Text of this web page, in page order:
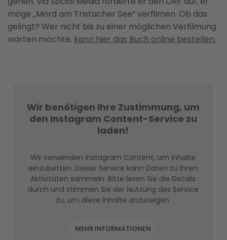
möge „Mord am Tristacher See“ verfilmen. Ob das
gelingt? Wer nicht bis zu einer möglichen Verfilmung
warten möchte, kann hier das Buch online bestellen.
Wir benötigen Ihre Zustimmung, um
den Instagram Content-Service zu
laden!
Wir verwenden Instagram Content, um Inhalte
einzubetten. Dieser Service kann Daten zu Ihren
Aktivitäten sammeln. Bitte lesen Sie die Details
durch und stimmen Sie der Nutzung des Service
zu, um diese Inhalte anzuzeigen.
MEHR INFORMATIONEN